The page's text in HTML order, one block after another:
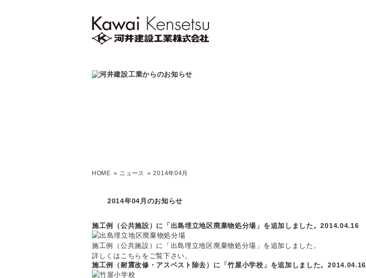
HOME » ニュース » 2014年04月
2014年04月のお知らせ
施工例（公共施設）に「出島埋立地区廃棄物処分場」を追加しました。2014.04.16
施工例（公共施設）に「出島埋立地区廃棄物処分場」を追加しました。
詳しくは こちら をご覧下さい。
施工例（耐震改修・アスベスト除去）に「竹屋小学校」を追加しました。2014.04.16